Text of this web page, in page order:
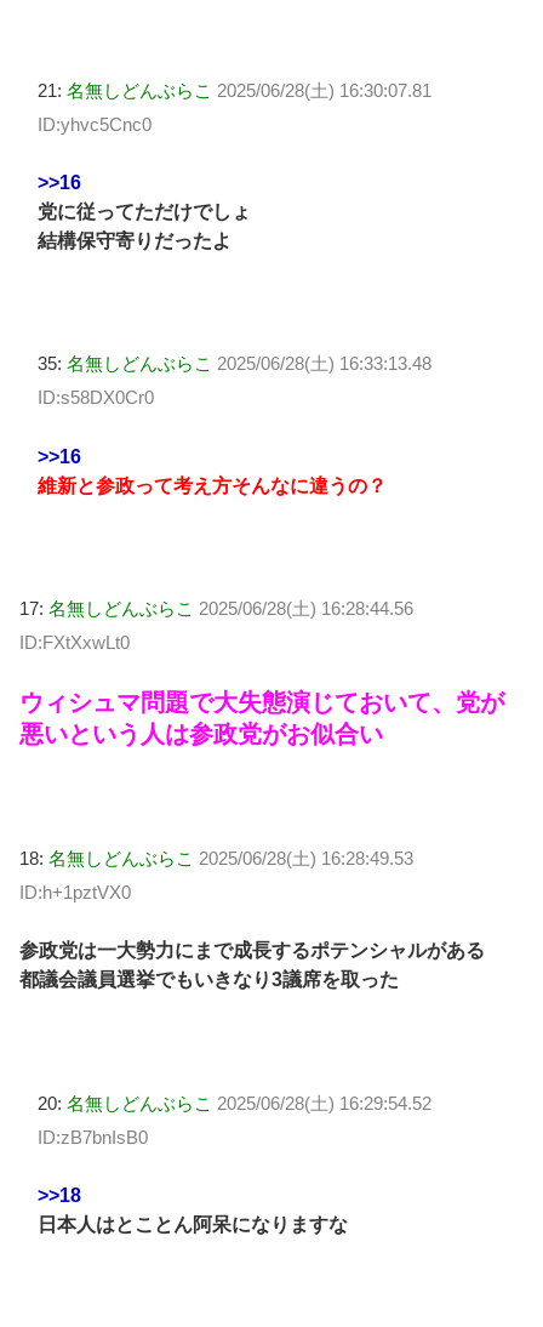
21: 名無しどんぶらこ 2025/06/28(土) 16:30:07.81
ID:yhvc5Cnc0
>>16
党に従ってただけでしょ
結構保守寄りだったよ
35: 名無しどんぶらこ 2025/06/28(土) 16:33:13.48
ID:s58DX0Cr0
>>16
維新と参政って考え方そんなに違うの？
17: 名無しどんぶらこ 2025/06/28(土) 16:28:44.56
ID:FXtXxwLt0
ウィシュマ問題で大失態演じておいて、党が
悪いという人は参政党がお似合い
18: 名無しどんぶらこ 2025/06/28(土) 16:28:49.53
ID:h+1pztVX0
参政党は一大勢力にまで成長するポテンシャルがある
都議会議員選挙でもいきなり3議席を取った
20: 名無しどんぶらこ 2025/06/28(土) 16:29:54.52
ID:zB7bnIsB0
>>18
日本人はとことん阿呆になりますな